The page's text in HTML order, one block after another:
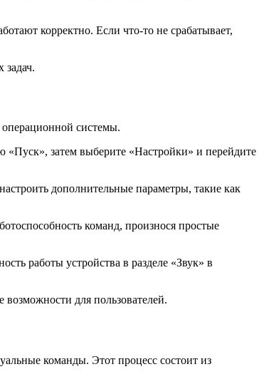
корректно. Если что-то не срабатывает,
системы.
затем выберите «Настройки» и перейдите
дополнительные параметры, такие как
команд, произнося простые
работы устройства в разделе «Звук» в
для пользователей.
команды. Этот процесс состоит из